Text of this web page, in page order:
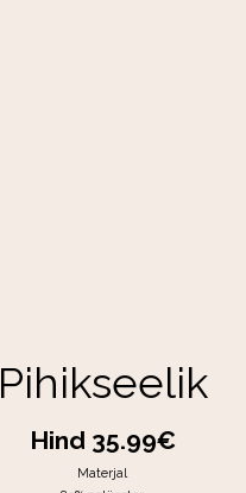
Pihikseelik
Hind 35.99€
Materjal